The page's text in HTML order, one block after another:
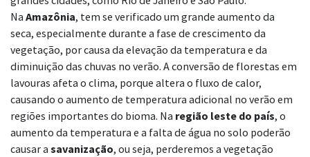
Na Amazônia, tem se verificado um grande aumento da
seca, especialmente durante a fase de crescimento da
vegetação, por causa da elevação da temperatura e da
diminuição das chuvas no verão. A conversão de florestas em
lavouras afeta o clima, porque altera o fluxo de calor,
causando o aumento de temperatura adicional no verão em
regiões importantes do bioma. Na região leste do país, o
aumento da temperatura e a falta de água no solo poderão
causar a savanização, ou seja, perderemos a vegetação